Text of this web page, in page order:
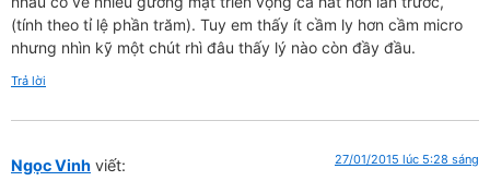
(tính theo tỉ lệ phần trăm). Tuy em thấy ít cầm ly hơn cầm micro
nhưng nhìn kỹ một chút rhì đâu thấy lý nào còn đầy đầu.
Trả lời
Ngọc Vinh viết: 27/01/2015 lúc 5:28 sáng